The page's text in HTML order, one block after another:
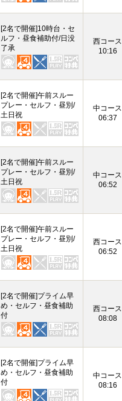
[2名で開催]10時台・セ
ルフ・昼食補助付/日没
了承
西コース
10:16
[2名で開催]午前スルー
プレー・セルフ・昼別/
土日祝
中コース
06:37
[2名で開催]午前スルー
プレー・セルフ・昼別/
土日祝
中コース
06:52
[2名で開催]午前スルー
プレー・セルフ・昼別/
土日祝
西コース
06:52
[2名で開催]プライム早
め・セルフ・昼食補助
付
西コース
08:08
[2名で開催]プライム早
め・セルフ・昼食補助
付
中コース
08:16